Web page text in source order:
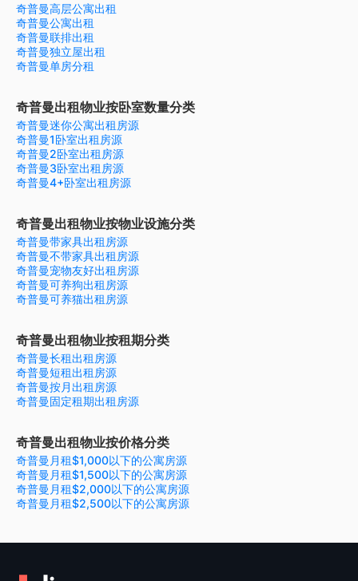
奇普曼高层公寓出租
奇普曼公寓出租
奇普曼联排出租
奇普曼独立屋出租
奇普曼单房分租
奇普曼出租物业按卧室数量分类
奇普曼迷你公寓出租房源
奇普曼1卧室出租房源
奇普曼2卧室出租房源
奇普曼3卧室出租房源
奇普曼4+卧室出租房源
奇普曼出租物业按物业设施分类
奇普曼带家具出租房源
奇普曼不带家具出租房源
奇普曼宠物友好出租房源
奇普曼可养狗出租房源
奇普曼可养猫出租房源
奇普曼出租物业按租期分类
奇普曼长租出租房源
奇普曼短租出租房源
奇普曼按月出租房源
奇普曼固定租期出租房源
奇普曼出租物业按价格分类
奇普曼月租$1,000以下的公寓房源
奇普曼月租$1,500以下的公寓房源
奇普曼月租$2,000以下的公寓房源
奇普曼月租$2,500以下的公寓房源